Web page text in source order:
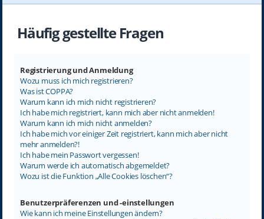
Häufig gestellte Fragen
Registrierung und Anmeldung
Wozu muss ich mich registrieren?
Was ist COPPA?
Warum kann ich mich nicht registrieren?
Ich habe mich registriert, kann mich aber nicht anmelden!
Warum kann ich mich nicht anmelden?
Ich habe mich vor einiger Zeit registriert, kann mich aber nicht
mehr anmelden?!
Ich habe mein Passwort vergessen!
Warum werde ich automatisch abgemeldet?
Wozu ist die Funktion „Alle Cookies löschen“?
Benutzerpräferenzen und -einstellungen
Wie kann ich meine Einstellungen ändern?